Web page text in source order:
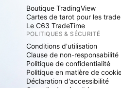
Boutique TradingView
Cartes de tarot pour les
Le C63 TradeTime
POLITIQUES & SÉCURITÉ
Conditions d'utilisation
Clause de non-responsabilité
Politique de confidentialité
Politique en matière de
Déclaration d'accessibilité